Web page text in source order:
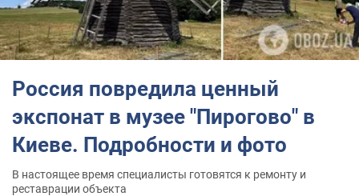
Россия повредила ценный
экспонат в музее "Пирогово" в
Киеве. Подробности и фото
В настоящее время специалисты готовятся к ремонту и
реставрации объекта